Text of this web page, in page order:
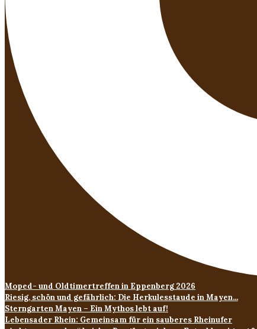
Moped- und Oldtimertreffen in Eppenberg 2026
Riesig, schön und gefährlich: Die Herkulesstaude in Mayen...
Sterngarten Mayen – Ein Mythos lebt auf!
Lebensader Rhein: Gemeinsam für ein sauberes Rheinufer